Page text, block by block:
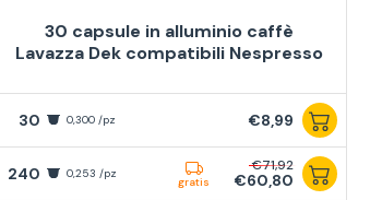
30 capsule in alluminio caffè
Lavazza Dek compatibili Nespresso
30 0,300 /pz €8,99
240 0,253 /pz
gratis
€71,92
€60,80